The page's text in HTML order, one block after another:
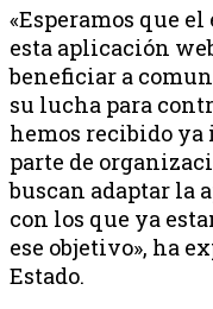
«Esperamos que
esta aplicación
beneficiar a
su lucha para
hemos recibido
parte de
buscan adaptar la
con los que ya
ese objetivo», ha
Estado.